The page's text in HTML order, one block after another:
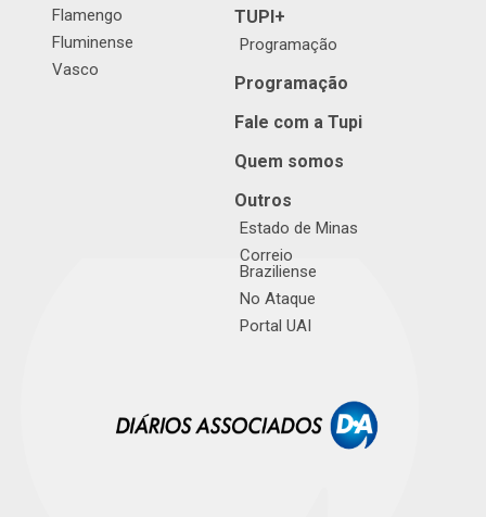
Flamengo
Fluminense
Vasco
TUPI+
Programação
Programação
Fale com a Tupi
Quem somos
Outros
Estado de Minas
Correio
Braziliense
No Ataque
Portal UAI